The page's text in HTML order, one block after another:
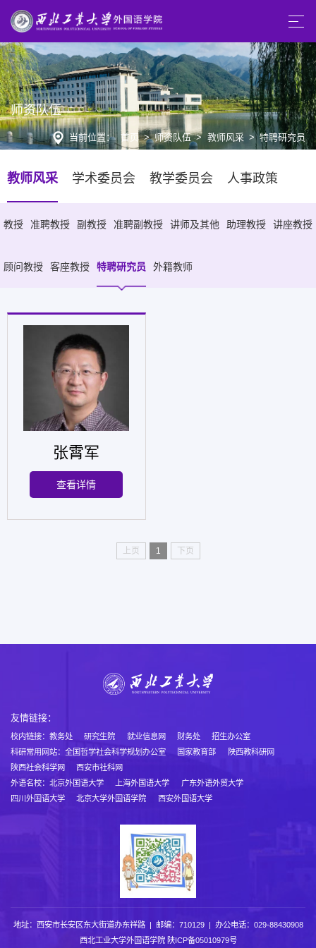
师资队伍
当前位置： 首页 > 师资队伍 > 教师风采 > 特聘研究员
教师风采 学术委员会 教学委员会 人事政策
教授 准聘教授 副教授 准聘副教授 讲师及其他 助理教授 讲座教授
顾问教授 客座教授 特聘研究员 外籍教师
张霄军
查看详情
上页 1 下页
友情链接：
校内链接： 教务处 研究生院 就业信息网 财务处
招生办公室
科研常用网站： 全国哲学社会科学规划办公室 国家教育部
陕西教科研网
陕西社会科学网
西安市社科网
外语名校： 北京外国语大学 上海外国语大学
广东外语外贸大学
四川外国语大学
北京大学外国语学院 西安外国语大学
地址：西安市长安区东大街道办东祥路 | 邮编：710129 | 办公电话：029-88430908
西北工业大学外国语学院 陕ICP备05010979号